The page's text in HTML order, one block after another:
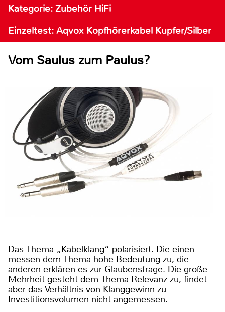
Kategorie: Zubehör HiFi
Einzeltest: Aqvox Kopfhörerkabel Kupfer/Silber
Vom Saulus zum Paulus?
Das Thema „Kabelklang“ polarisiert. Die einen
messen dem Thema hohe Bedeutung zu, die
anderen erklären es zur Glaubensfrage. Die große
Mehrheit gesteht dem Thema Relevanz zu, findet
aber das Verhältnis von Klanggewinn zu
Investitionsvolumen nicht angemessen.